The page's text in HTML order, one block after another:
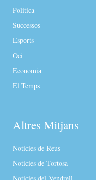
Política
Successos
Esports
Oci
Economia
El Temps
Altres Mitjans
Notícies de Reus
Notícies de Tortosa